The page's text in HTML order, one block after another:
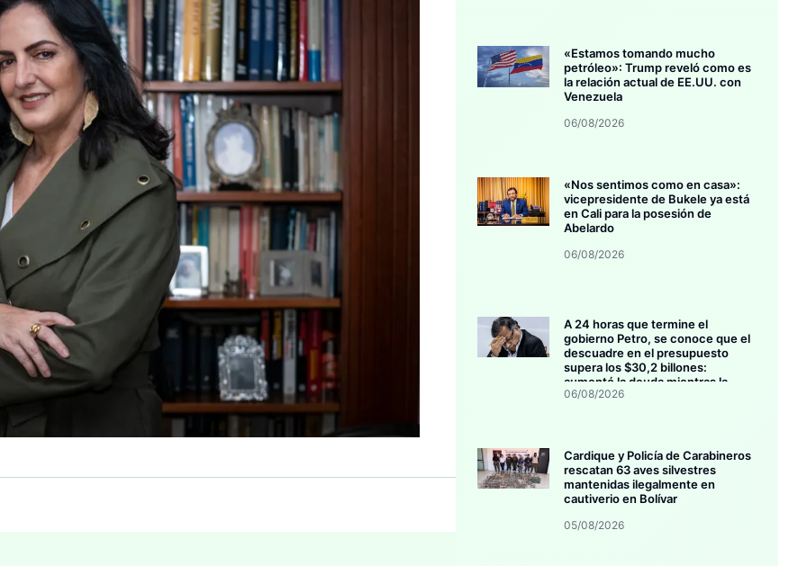
«Estamos tomando mucho
petróleo»: Trump reveló como es
la relación actual de EE.UU. con
Venezuela
06/08/2026
«Nos sentimos como en casa»:
vicepresidente de Bukele ya está
en Cali para la posesión de
Abelardo
06/08/2026
A 24 horas que termine el
gobierno Petro, se conoce que el
descuadre en el presupuesto
supera los $30,2 billones:
aumentó la deuda mientras la
inversión se estanca
06/08/2026
Cardique y Policía de Carabineros
rescatan 63 aves silvestres
mantenidas ilegalmente en
cautiverio en Bolívar
05/08/2026